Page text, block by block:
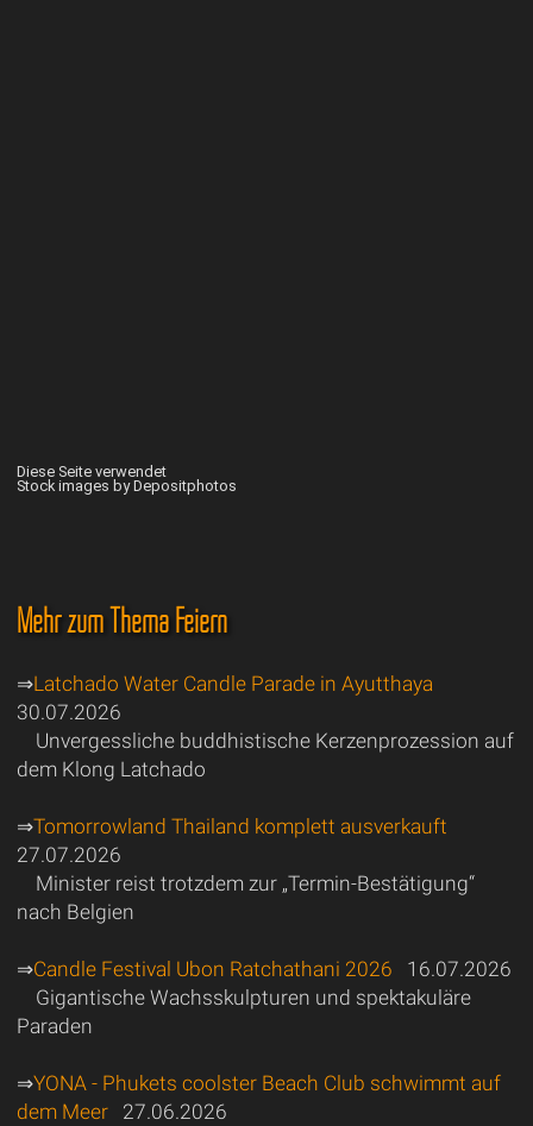
Diese Seite verwendet
Stock images by Depositphotos
Mehr zum Thema Feiern
⇒Latchado Water Candle Parade in Ayutthaya
30.07.2026
Unvergessliche buddhistische Kerzenprozession auf
dem Klong Latchado
⇒Tomorrowland Thailand komplett ausverkauft
27.07.2026
Minister reist trotzdem zur „Termin-Bestätigung“
nach Belgien
⇒Candle Festival Ubon Ratchathani 2026 16.07.2026
Gigantische Wachsskulpturen und spektakuläre
Paraden
⇒YONA - Phukets coolster Beach Club schwimmt auf
dem Meer27.06.2026